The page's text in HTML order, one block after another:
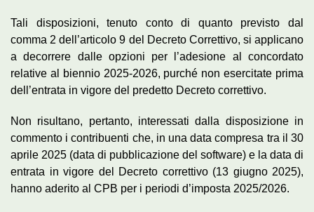
Tali disposizioni, tenuto conto di quanto previsto dal
comma 2 dell’articolo 9 del Decreto Correttivo, si applicano
a decorrere dalle opzioni per l’adesione al concordato
relative al biennio 2025-2026, purché non esercitate prima
dell’entrata in vigore del predetto Decreto correttivo.
Non risultano, pertanto, interessati dalla disposizione in
commento i contribuenti che, in una data compresa tra il 30
aprile 2025 (data di pubblicazione del software) e la data di
entrata in vigore del Decreto correttivo (13 giugno 2025),
hanno aderito al CPB per i periodi d’imposta 2025/2026.